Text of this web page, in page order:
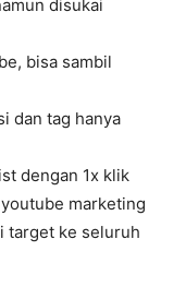
disukai
bisa sambil
dan tag hanya
dengan 1x klik
marketing
target ke seluruh